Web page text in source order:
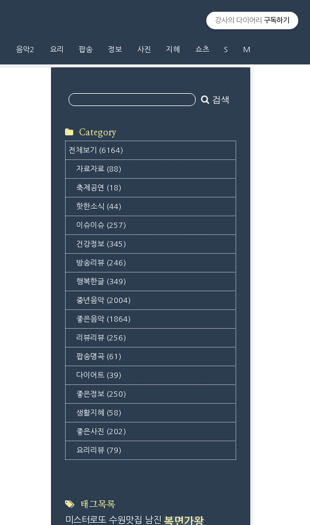
음악2 요리 팝송 정보 사진 지혜 쇼츠 S M
검색
Category
전체보기 (6164)
자료자료 (88)
축제공연 (18)
핫한소식 (44)
이슈이슈 (257)
건강정보 (345)
방송리뷰 (246)
행복한글 (349)
중년음악 (2004)
좋은음악 (1864)
리뷰리뷰 (256)
팝송명곡 (61)
다이어트 (39)
좋은정보 (250)
생활지혜 (58)
좋은사진 (202)
요리리뷰 (79)
태그목록
미스터로또 수원맛집 남진 복면가왕
강사의 다이어리 구독하기